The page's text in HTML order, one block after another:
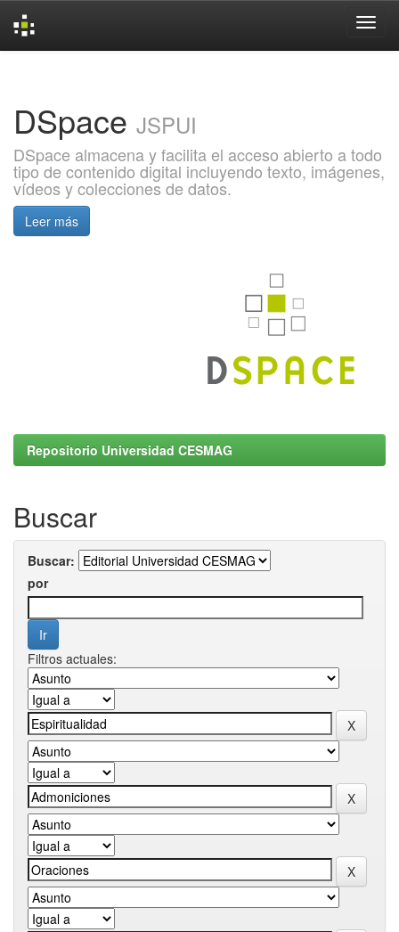
DSpace JSPUI
DSpace almacena y facilita el acceso abierto a todo
tipo de contenido digital incluyendo texto, imágenes,
vídeos y colecciones de datos.
Leer más
Repositorio Universidad CESMAG
Buscar
Buscar:
por
Filtros actuales: